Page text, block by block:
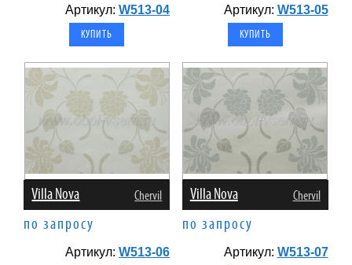
Артикул:W513-04 Артикул: W513-05
Villa Nova Chervil
по запросу
Артикул:W513-06
Villa Nova Chervil
по запросу
Артикул: W513-07